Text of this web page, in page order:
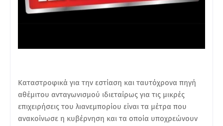
Καταστροφικά για την εστίαση και ταυτόχρονα πηγή
αθέμιτου ανταγωνισμού ιδιεταίρως για τις μικρές
επιχειρήσεις του λιανεμπορίου είναι τα μέτρα που
ανακοίνωσε η κυβέρνηση και τα οποία υποχρεώνουν